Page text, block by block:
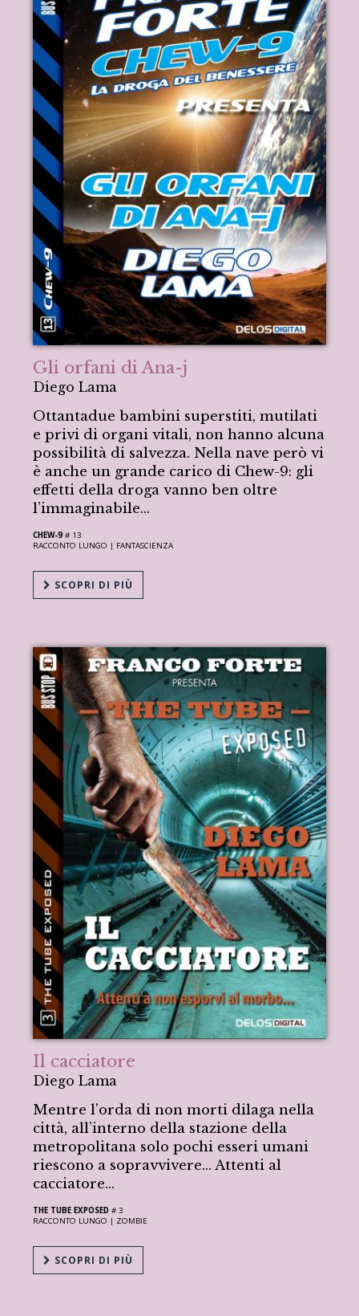
Gli orfani di Ana-j
Diego Lama
Ottantadue bambini superstiti, mutilati
e privi di organi vitali, non hanno alcuna
possibilità di salvezza. Nella nave però vi
è anche un grande carico di Chew-9: gli
effetti della droga vanno ben oltre
l’immaginabile...
CHEW-9# 13
RACCONTO LUNGO | FANTASCIENZA
SCOPRI DI PIÙ
Il cacciatore
Diego Lama
Mentre l'orda di non morti dilaga nella
città, all’interno della stazione della
metropolitana solo pochi esseri umani
riescono a sopravvivere... Attenti al
cacciatore...
THE TUBE EXPOSED # 3
RACCONTO LUNGO | ZOMBIE
SCOPRI DI PIÙ